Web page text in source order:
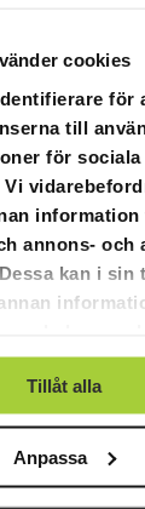
cookies
för
till
för sociala
annons- och
kan i sin
Tillåt alla
Anpassa
STÄLL EN
Frågor
den här